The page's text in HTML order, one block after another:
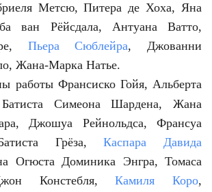
Метсю, Питера де Хоха, Яна
ван Рёйсдала, Антуана Ватто,
Пьера Сюблейра, Джованни
Жана-Марка Натье.
работы Франсиско Гойя, Альберта
Симеона Шардена, Жана
Джошуа Рейнольдса, Франсуа
Грёза,Каспара Давида
Огюста Доминика Энгра, Томаса
Констебля,Камиля Коро,